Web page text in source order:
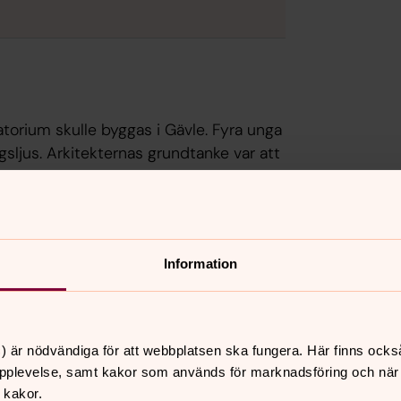
Information
är nödvändiga för att webbplatsen ska fungera. Här finns
samt kakor som används för marknadsföring och
skulle byggas i Gävle. Fyra unga
Arkitekternas grundtanke var att
både begravningskapell och
på ett odramatiskt vis
för att se hur man bäst skulle kunna
skulle sedan ta sin